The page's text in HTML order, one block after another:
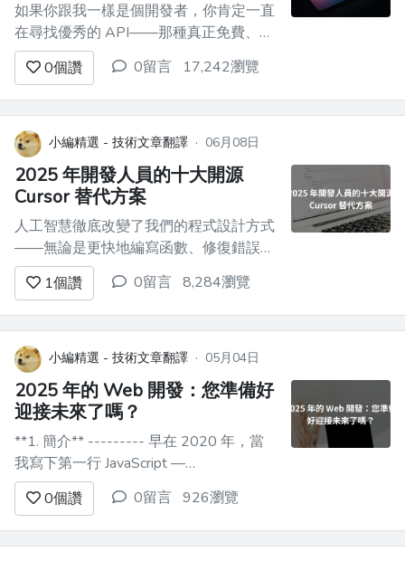
如果你跟我一樣是個開發者，你肯定一直
在尋找優秀的 API——那種真正免費、實
用且易於整合的 API。所以，我花了一些
時間研究和測試了 2025 年的各種公共
API。無論你是在建立業餘專案、原型，
還是只是進行實驗，這 10 個免費 API 都
絕對值得一試。 為什麼要使用免費公共
API？ -...
0個讚 0留言 17,242瀏覽
小編精選 - 技術文章翻譯 · 06月08日
2025 年開發人員的十大開源
Cursor 替代方案
人工智慧徹底改變了我們的程式設計方式
——無論是更快地編寫函數、修復錯誤，
還是自動化繁瑣的任務。 Cursor 是這個
領域最出色的工具之一，它將強大的人工
智慧直接引入到您的開發工作流程中。然
而，儘管 Cursor 非常實用，但並非所有
人都願意依賴閉源工具。無論是出於控制
權、隱私考慮，還是僅僅出於對開源...
1個讚 0留言 8,284瀏覽
小編精選 - 技術文章翻譯 · 05月04日
2025 年的 Web 開發：您準備好
迎接未來了嗎？
**1. 簡介** --------- 早在 2020 年，當
我寫下第一行 JavaScript —
`console.log("Hello World")` — 時，我並
沒有意識到我正步入一個變化速度比我預
想的更快的世界。當時的 Web 開發主要
是關於 jQuery、靜態網站，也許還會使
0個讚 0留言 926瀏覽